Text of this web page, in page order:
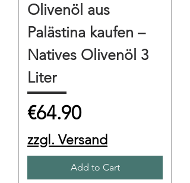
Olivenöl aus
Palästina kaufen –
Natives Olivenöl 3
Liter
Price
€64.90
zzgl. Versand
Add to Cart